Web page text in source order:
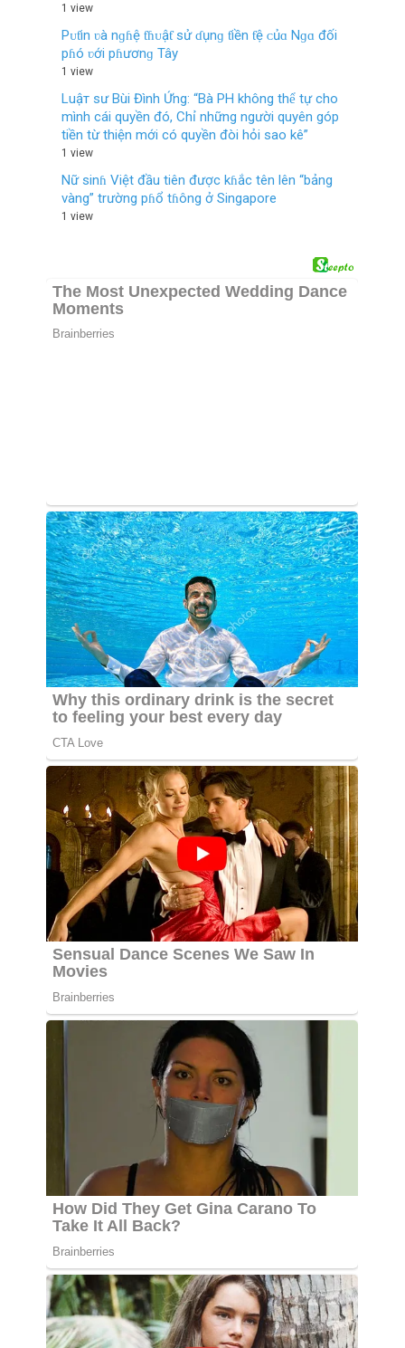
1 view
Pᴜƭin ʋà nɡɦệ ƭɦᴜậƭ ѕử ɗụnɡ ƭiền ƭệ ᴄủɑ Nɡɑ đối
pɦó ʋới pɦươnɡ Tây
1 view
Luậт sư Bùi Đình Ứng: “Bà PH không thể tự cho
mình cái quyền đó, Chỉ những người quyên góp
tiền từ thiện mới có quyền đòi hỏi sao kê”
1 view
Nữ sinɦ Việt đầu tiên được kɦắc tên lên “bảng
vàng” trường pɦổ tɦông ở Singapore
1 view